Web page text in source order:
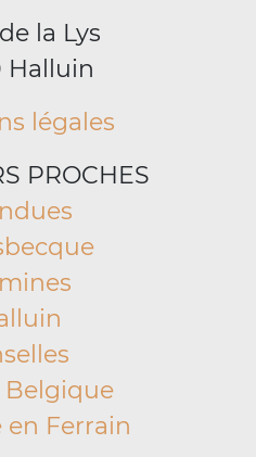
la Lys
Halluin
légales
PROCHES
Belgique
en Ferrain